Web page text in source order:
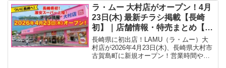
た。
ラ・ムー 大村店がオープン！4月
23日(木) 最新チラシ掲載【長崎
初】｜店舗情報・特売まとめ【長
崎県大村市】
長崎県に初出店！LAMU（ラ・ムー）大
村店が2026年4月23日(木)、長崎県大村市
古賀島町に新規オープン！営業時間やア